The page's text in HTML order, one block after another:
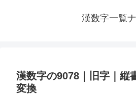
漢数字一覧
漢数字の9078｜旧字｜縦
変換